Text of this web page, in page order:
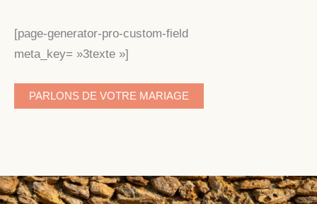
[page-generator-pro-custom-field
meta_key= »3texte »]
PARLONS DE VOTRE MARIAGE